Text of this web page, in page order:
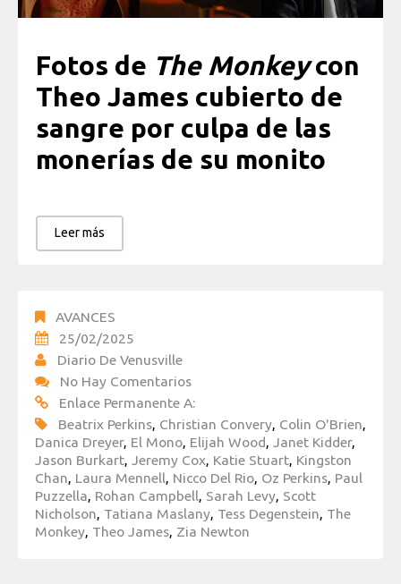
Fotos de The Monkeycon
Theo James cubierto de
sangre por culpa de las
monerías de su monito
Leer más
AVANCES
25/02/2025
Diario De Venusville
No Hay Comentarios
Enlace Permanente A:
Beatrix Perkins, Christian Convery, Colin O'Brien,
Danica Dreyer, El Mono, Elijah Wood, Janet Kidder,
Jason Burkart, Jeremy Cox, Katie Stuart, Kingston
Chan, Laura Mennell, Nicco Del Rio, Oz Perkins, Paul
Puzzella, Rohan Campbell, Sarah Levy, Scott
Nicholson, Tatiana Maslany, Tess Degenstein, The
Monkey, Theo James, Zia Newton